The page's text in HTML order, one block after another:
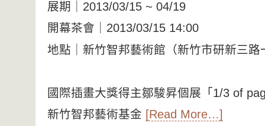
展期｜2013/03/15 ~ 04/19
開幕茶會｜2013/03/15 14:00
地點｜新竹智邦藝術館（新竹市研新三路
國際插畫大獎得主鄒駿昇個展「1/3 of
新竹智邦藝術基金 [Read More…]